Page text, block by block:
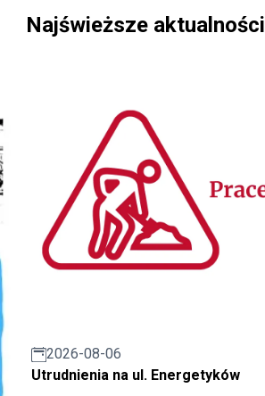
Najświeższe aktualności
2026-08-06
Utrudnienia na ul. Energetyków